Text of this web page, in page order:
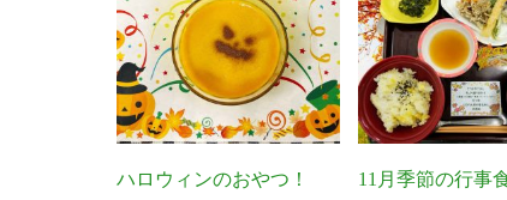
ハロウィンのおやつ！ 11月季節の行事